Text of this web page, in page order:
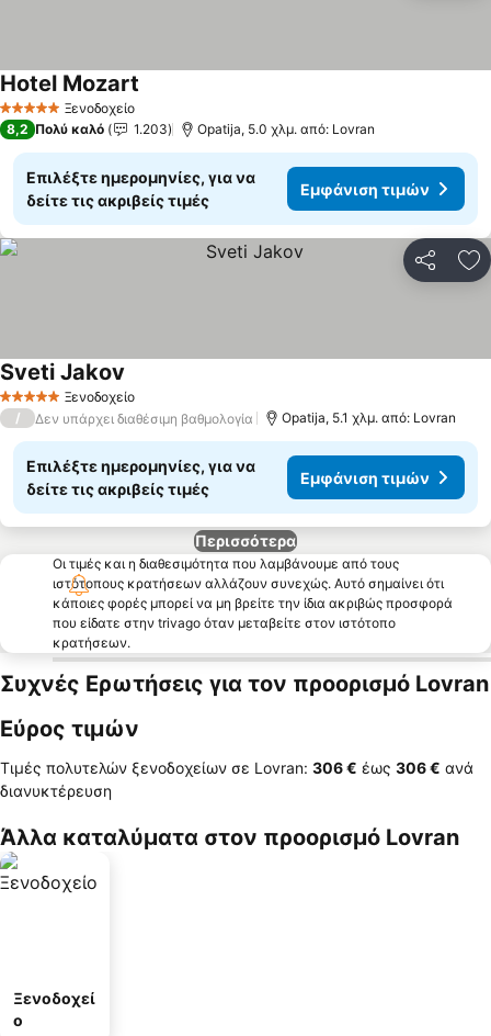
5 Αστέρια Ξενοδοχείο
Hotel Mozart
8,2 Πολύ καλό 1.203 Opatija, 5.0 χλμ. από: Lovran
Επιλέξτε ημερομηνίες, για να
δείτε τις ακριβείς τιμές
Εμφάνιση τιμών
5 Αστέρια Ξενοδοχείο
Sveti Jakov
/ Δεν υπάρχει διαθέσιμη βαθμολογία Opatija, 5.1 χλμ. από: Lovran
Επιλέξτε ημερομηνίες, για να
δείτε τις ακριβείς τιμές
Εμφάνιση τιμών
Περισσότερα
Οι τιμές και η διαθεσιμότητα που λαμβάνουμε από τους
ιστότοπους κρατήσεων αλλάζουν συνεχώς. Αυτό σημαίνει ότι
κάποιες φορές μπορεί να μη βρείτε την ίδια ακριβώς προσφορά
που είδατε στην trivago όταν μεταβείτε στον ιστότοπο
κρατήσεων.
Συχνές Ερωτήσεις για τον προορισμό Lovran
Εύρος τιμών
Τιμές πολυτελών ξενοδοχείων σε Lovran: ‎306 € έως ‎306 € ανά
διανυκτέρευση
Άλλα καταλύματα στον προορισμό Lovran
Ξενοδοχεί
ο